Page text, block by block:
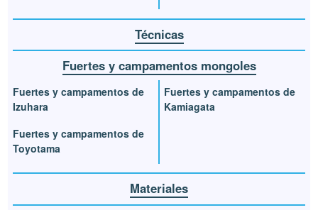
Técnicas
Fuertes y campamentos mongoles
Fuertes y campamentos de
Izuhara
Fuertes y campamentos de
Toyotama
Fuertes y campamentos de
Kamiagata
Materiales